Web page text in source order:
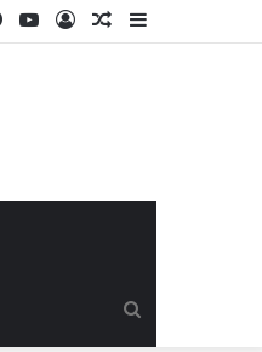
Sidebar
Random
Log
YouTube
Facebook